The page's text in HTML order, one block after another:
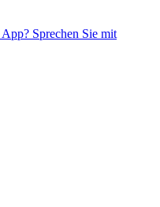
Sprechen Sie mit